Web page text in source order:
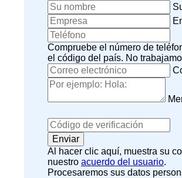
Compruebe el número de
el código del país. No
Al hacer clic aquí, muestra su
nuestro acuerdo del usuario.
Procesaremos sus datos